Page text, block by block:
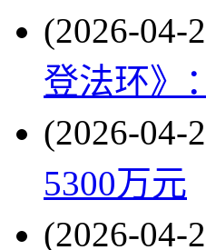
(2026-04-
登法环》
(2026-04-
5300万元
(2026-04-